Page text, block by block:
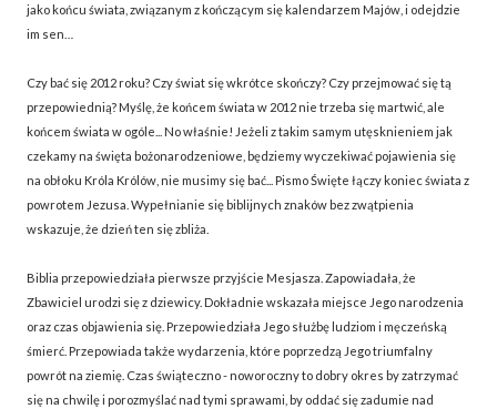
jako końcu świata, związanym z kończącym się kalendarzem Majów, i odejdzie
im sen…
Czy bać się 2012 roku? Czy świat się wkrótce skończy? Czy przejmować się tą
przepowiednią? Myślę, że końcem świata w 2012 nie trzeba się martwić, ale
końcem świata w ogóle... No właśnie! Jeżeli z takim samym utęsknieniem jak
czekamy na święta bożonarodzeniowe, będziemy wyczekiwać pojawienia się
na obłoku Króla Królów, nie musimy się bać... Pismo Święte łączy koniec świata z
powrotem Jezusa. Wypełnianie się biblijnych znaków bez zwątpienia
wskazuje, że dzień ten się zbliża.
Biblia przepowiedziała pierwsze przyjście Mesjasza. Zapowiadała, że
Zbawiciel urodzi się z dziewicy. Dokładnie wskazała miejsce Jego narodzenia
oraz czas objawienia się. Przepowiedziała Jego służbę ludziom i męczeńską
śmierć. Przepowiada także wydarzenia, które poprzedzą Jego triumfalny
powrót na ziemię. Czas świąteczno - noworoczny to dobry okres by zatrzymać
się na chwilę i porozmyślać nad tymi sprawami, by oddać się zadumie nad